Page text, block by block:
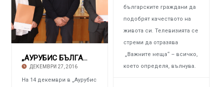
„АУРУБИС БЪЛГАРИЯ“ И ОБЩИНИТЕ ПИРДОП И ЗЛАТИЦ
ДЕКЕМВРИ 27, 2016
На 14 декември в „Аурубис
българските граждани да
подобрят качеството на
живота си. Телевизията се
стреми да отразява
„Важните неща“ – всичко,
което определя, вълнува.